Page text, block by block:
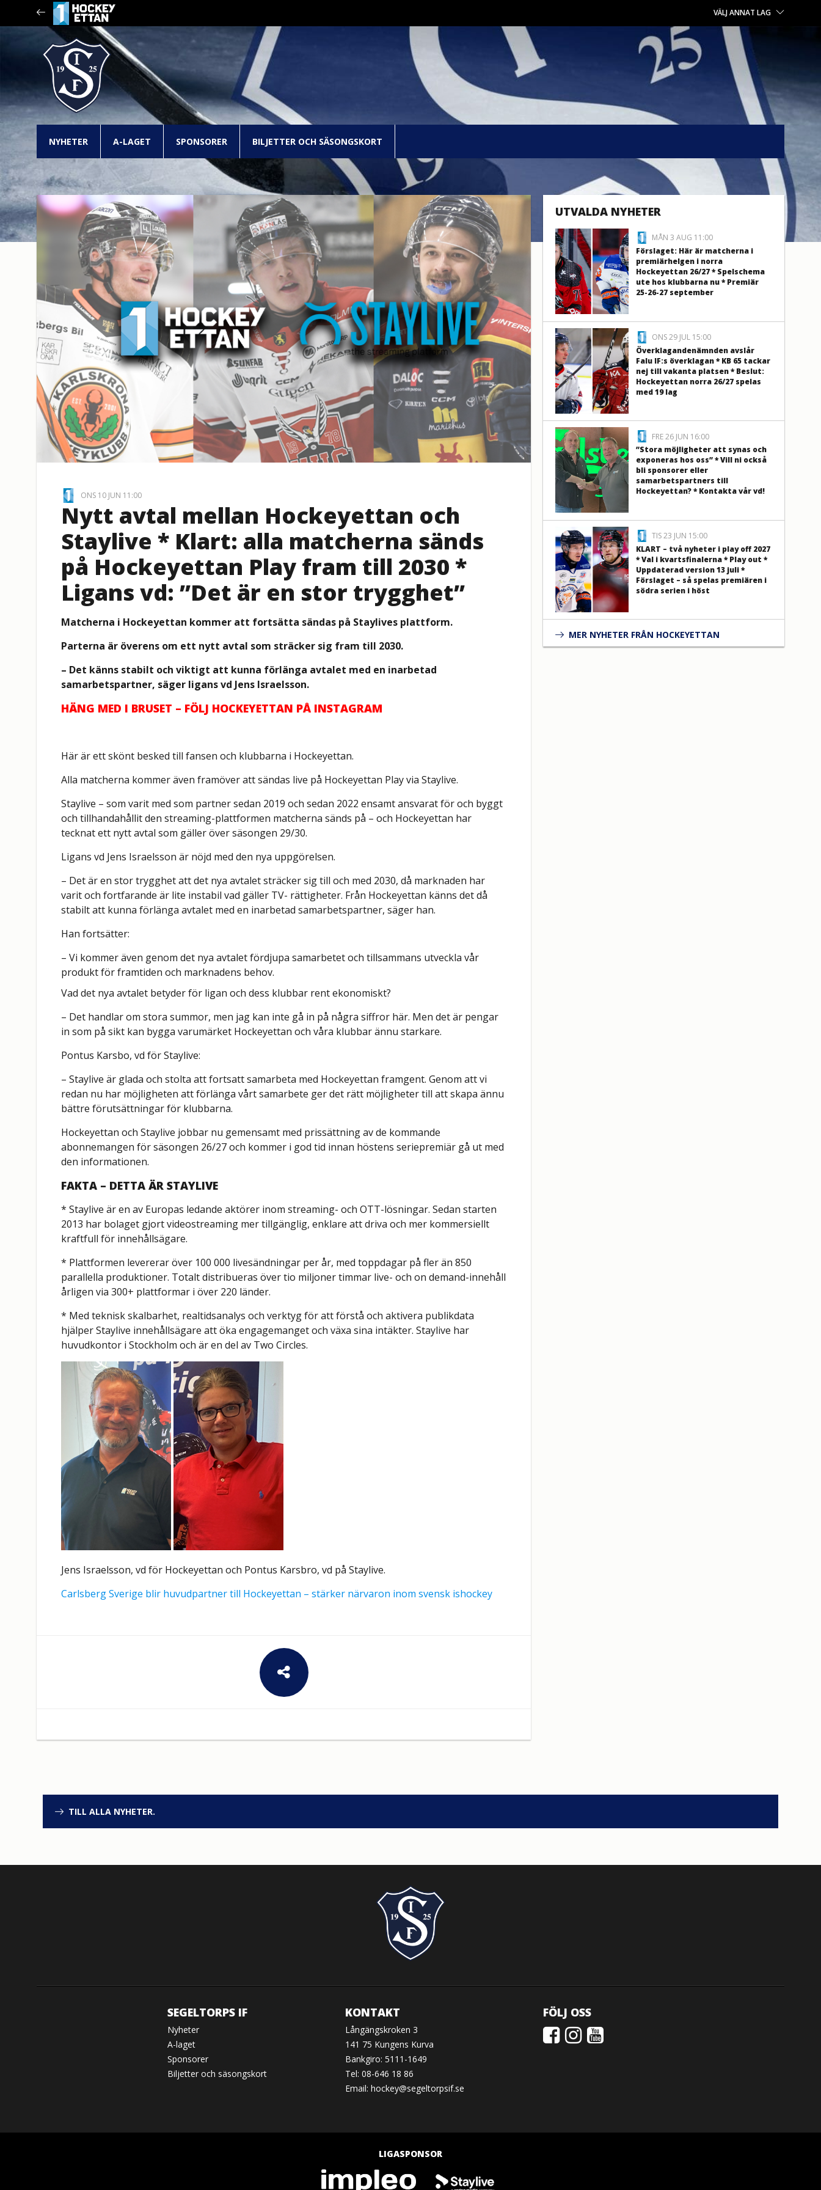
VÄLJ ANNAT LAG
NYHETER A-LAGET SPONSORER BILJETTER OCH SÄSONGSKORT
ONS 10 JUN 11:00
Nytt avtal mellan Hockeyettan och
Staylive * Klart: alla matcherna sänds
på Hockeyettan Play fram till 2030 *
Ligans vd: ”Det är en stor trygghet”
Matcherna i Hockeyettan kommer att fortsätta sändas på Staylives plattform.
Parterna är överens om ett nytt avtal som sträcker sig fram till 2030.
– Det känns stabilt och viktigt att kunna förlänga avtalet med en inarbetad
samarbetspartner, säger ligans vd Jens Israelsson.
HÄNG MED I BRUSET – FÖLJ HOCKEYETTAN PÅ INSTAGRAM
Här är ett skönt besked till fansen och klubbarna i Hockeyettan.
Alla matcherna kommer även framöver att sändas live på Hockeyettan Play via Staylive.
Staylive – som varit med som partner sedan 2019 och sedan 2022 ensamt ansvarat för och byggt
och tillhandahållit den streaming-plattformen matcherna sänds på – och Hockeyettan har
tecknat ett nytt avtal som gäller över säsongen 29/30.
Ligans vd Jens Israelsson är nöjd med den nya uppgörelsen.
– Det är en stor trygghet att det nya avtalet sträcker sig till och med 2030, då marknaden har
varit och fortfarande är lite instabil vad gäller TV- rättigheter. Från Hockeyettan känns det då
stabilt att kunna förlänga avtalet med en inarbetad samarbetspartner, säger han.
Han fortsätter:
– Vi kommer även genom det nya avtalet fördjupa samarbetet och tillsammans utveckla vår
produkt för framtiden och marknadens behov.
Vad det nya avtalet betyder för ligan och dess klubbar rent ekonomiskt?
– Det handlar om stora summor, men jag kan inte gå in på några siffror här. Men det är pengar
in som på sikt kan bygga varumärket Hockeyettan och våra klubbar ännu starkare.
Pontus Karsbo, vd för Staylive:
– Staylive är glada och stolta att fortsatt samarbeta med Hockeyettan framgent. Genom att vi
redan nu har möjligheten att förlänga vårt samarbete ger det rätt möjligheter till att skapa ännu
bättre förutsättningar för klubbarna.
Hockeyettan och Staylive jobbar nu gemensamt med prissättning av de kommande
abonnemangen för säsongen 26/27 och kommer i god tid innan höstens seriepremiär gå ut med
den informationen.
FAKTA – DETTA ÄR STAYLIVE
* Staylive är en av Europas ledande aktörer inom streaming- och OTT-lösningar. Sedan starten
2013 har bolaget gjort videostreaming mer tillgänglig, enklare att driva och mer kommersiellt
kraftfull för innehållsägare.
* Plattformen levererar över 100 000 livesändningar per år, med toppdagar på fler än 850
parallella produktioner. Totalt distribueras över tio miljoner timmar live- och on demand-innehåll
årligen via 300+ plattformar i över 220 länder.
* Med teknisk skalbarhet, realtidsanalys och verktyg för att förstå och aktivera publikdata
hjälper Staylive innehållsägare att öka engagemanget och växa sina intäkter. Staylive har
huvudkontor i Stockholm och är en del av Two Circles.
Jens Israelsson, vd för Hockeyettan och Pontus Karsbro, vd på Staylive.
Carlsberg Sverige blir huvudpartner till Hockeyettan – stärker närvaron inom svensk ishockey
UTVALDA NYHETER
MÅN 3 AUG 11:00
Förslaget: Här är matcherna i
premiärhelgen i norra
Hockeyettan 26/27 * Spelschema
ute hos klubbarna nu * Premiär
25-26-27 september
ONS 29 JUL 15:00
Överklagandenämnden avslår
Falu IF:s överklagan * KB 65 tackar
nej till vakanta platsen * Beslut:
Hockeyettan norra 26/27 spelas
med 19 lag
FRE 26 JUN 16:00
”Stora möjligheter att synas och
exponeras hos oss” * Vill ni också
bli sponsorer eller
samarbetspartners till
Hockeyettan? * Kontakta vår vd!
TIS 23 JUN 15:00
KLART – två nyheter i play off 2027
* Val i kvartsfinalerna * Play out *
Uppdaterad version 13 juli *
Förslaget – så spelas premiären i
södra serien i höst
MER NYHETER FRÅN HOCKEYETTAN
TILL ALLA NYHETER.
SEGELTORPS IF
Nyheter
A-laget
Sponsorer
Biljetter och säsongskort
KONTAKT
Långängskroken 3
141 75 Kungens Kurva
Bankgiro: 5111-1649
Tel: 08-646 18 86
Email:hockey@segeltorpsif.se
FÖLJ OSS
LIGASPONSOR